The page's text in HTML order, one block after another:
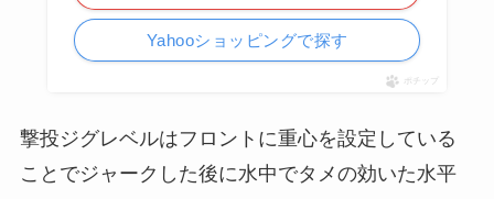
Yahooショッピングで探す
ポチップ
撃投ジグレベルはフロントに重心を設定している
ことでジャークした後に水中でタメの効いた水平